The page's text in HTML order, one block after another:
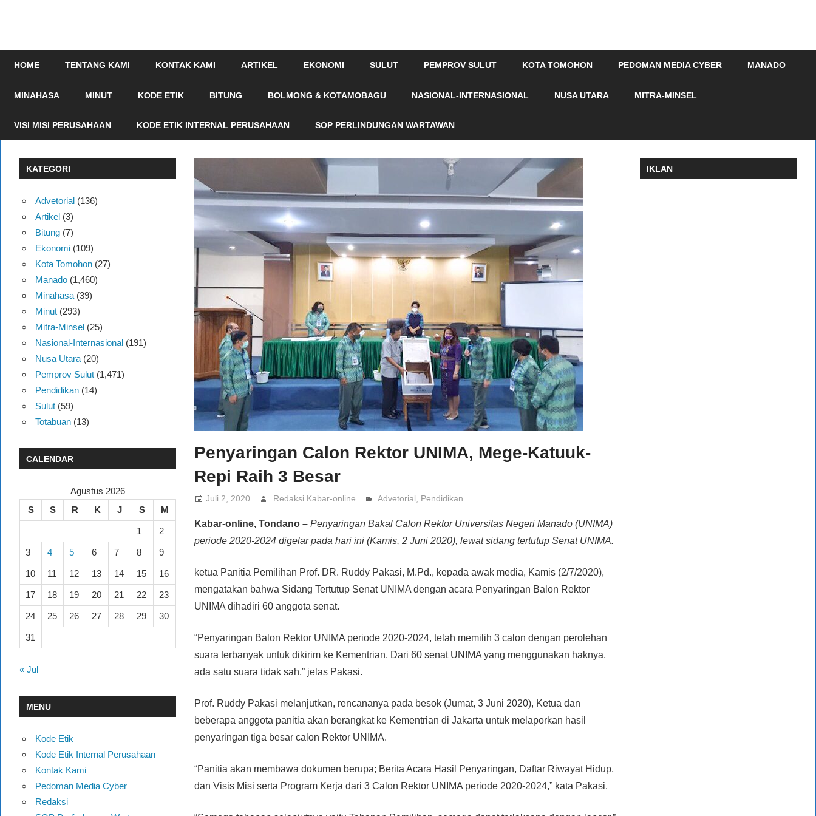
HOME TENTANG KAMI KONTAK KAMI ARTIKEL EKONOMI SULUT PEMPROV SULUT KOTA TOMOHON PEDOMAN MEDIA CYBER MANADO
MINAHASA MINUT KODE ETIK BITUNG BOLMONG & KOTAMOBAGU NASIONAL-INTERNASIONAL NUSA UTARA MITRA-MINSEL
VISI MISI PERUSAHAAN KODE ETIK INTERNAL PERUSAHAAN SOP PERLINDUNGAN WARTAWAN
Penyaringan Calon Rektor UNIMA, Mege-Katuuk-
Repi Raih 3 Besar
Juli 2, 2020 Redaksi Kabar-online Advetorial, Pendidikan
Kabar-online, Tondano – Penyaringan Bakal Calon Rektor Universitas Negeri Manado (UNIMA)
periode 2020-2024 digelar pada hari ini (Kamis, 2 Juni 2020), lewat sidang tertutup Senat UNIMA.
ketua Panitia Pemilihan Prof. DR. Ruddy Pakasi, M.Pd., kepada awak media, Kamis (2/7/2020),
mengatakan bahwa Sidang Tertutup Senat UNIMA dengan acara Penyaringan Balon Rektor
UNIMA dihadiri 60 anggota senat.
“Penyaringan Balon Rektor UNIMA periode 2020-2024, telah memilih 3 calon dengan perolehan
suara terbanyak untuk dikirim ke Kementrian. Dari 60 senat UNIMA yang menggunakan haknya,
ada satu suara tidak sah,” jelas Pakasi.
Prof. Ruddy Pakasi melanjutkan, rencananya pada besok (Jumat, 3 Juni 2020), Ketua dan
beberapa anggota panitia akan berangkat ke Kementrian di Jakarta untuk melaporkan hasil
penyaringan tiga besar calon Rektor UNIMA.
“Panitia akan membawa dokumen berupa; Berita Acara Hasil Penyaringan, Daftar Riwayat Hidup,
dan Visis Misi serta Program Kerja dari 3 Calon Rektor UNIMA periode 2020-2024,” kata Pakasi.
KATEGORI
Advetorial(136)
Artikel(3)
Bitung(7)
Ekonomi(109)
Kota Tomohon(27)
Manado(1,460)
Minahasa(39)
Minut(293)
Mitra-Minsel(25)
Nasional-Internasional(191)
Nusa Utara(20)
Pemprov Sulut(1,471)
Pendidikan(14)
Sulut(59)
Totabuan(13)
CALENDAR
Agustus 2026
S
S R K J S M
1 2
3 4 5 6 7 8 9
10 11 12 13 14 15 16
17 18 19 20 21 22 23
24 25 26 27 28 29 30
31
« Jul
MENU
Kode Etik
Kode Etik Internal Perusahaan
Kontak Kami
Pedoman Media Cyber
Redaksi
IKLAN